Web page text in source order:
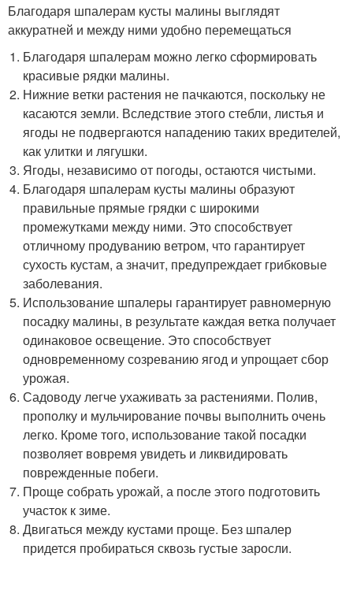
Благодаря шпалерам кусты малины выглядят
аккуратней и между ними удобно перемещаться
Благодаря шпалерам можно легко сформировать
красивые рядки малины.
Нижние ветки растения не пачкаются, поскольку не
касаются земли. Вследствие этого стебли, листья и
ягоды не подвергаются нападению таких вредителей,
как улитки и лягушки.
Ягоды, независимо от погоды, остаются чистыми.
Благодаря шпалерам кусты малины образуют
правильные прямые грядки с широкими
промежутками между ними. Это способствует
отличному продуванию ветром, что гарантирует
сухость кустам, а значит, предупреждает грибковые
заболевания.
Использование шпалеры гарантирует равномерную
посадку малины, в результате каждая ветка получает
одинаковое освещение. Это способствует
одновременному созреванию ягод и упрощает сбор
урожая.
Садоводу легче ухаживать за растениями. Полив,
прополку и мульчирование почвы выполнить очень
легко. Кроме того, использование такой посадки
позволяет вовремя увидеть и ликвидировать
поврежденные побеги.
Проще собрать урожай, а после этого подготовить
участок к зиме.
Двигаться между кустами проще. Без шпалер
придется пробираться сквозь густые заросли.